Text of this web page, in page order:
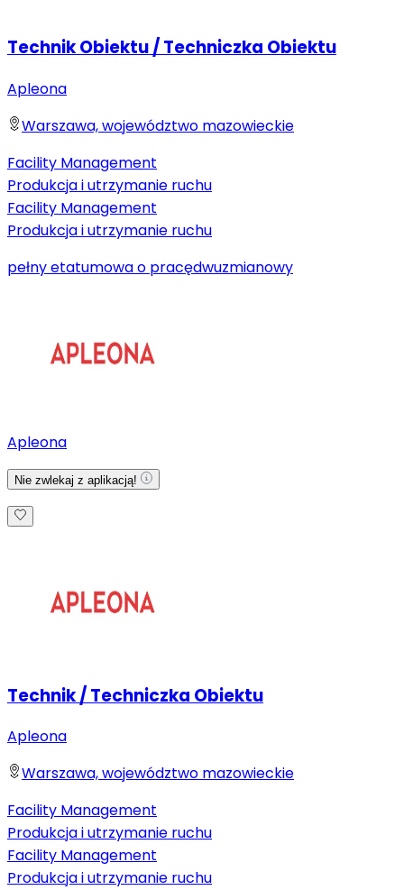
Technik Obiektu / Techniczka Obiektu
Apleona
Warszawa, województwo mazowieckie
Facility Management
Produkcja i utrzymanie ruchu
Facility Management
Produkcja i utrzymanie ruchu
pełny etatumowa o pracędwuzmianowy
Apleona
Nie zwlekaj z aplikacją!
Technik / Techniczka Obiektu
Apleona
Warszawa, województwo mazowieckie
Facility Management
Produkcja i utrzymanie ruchu
Facility Management
Produkcja i utrzymanie ruchu